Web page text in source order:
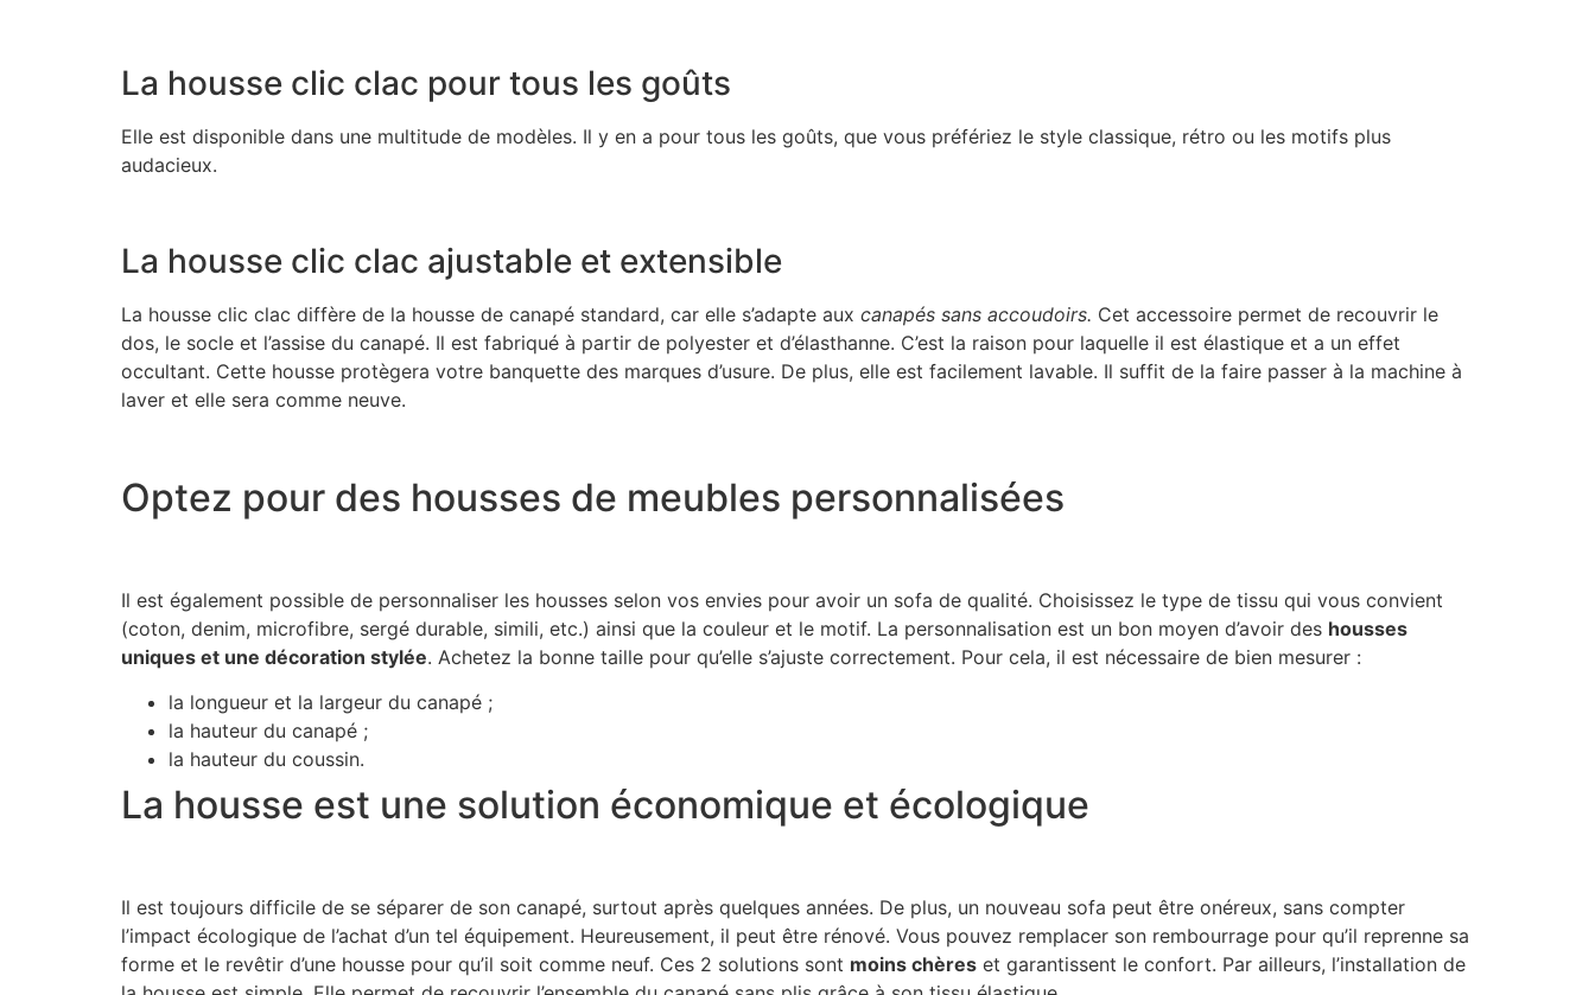
La housse clic clac pour tous les goûts
Elle est disponible dans une multitude de modèles. Il y en a pour tous les goûts, que vous préfériez le style classique, rétro ou les motifs plus
audacieux.
La housse clic clac ajustable et extensible
La housse clic clac diffère de la housse de canapé standard, car elle s’adapte aux canapés sans accoudoirs. Cet accessoire permet de recouvrir le
dos, le socle et l’assise du canapé. Il est fabriqué à partir de polyester et d’élasthanne. C’est la raison pour laquelle il est élastique et a un effet
occultant. Cette housse protègera votre banquette des marques d’usure. De plus, elle est facilement lavable. Il suffit de la faire passer à la machine à
laver et elle sera comme neuve.
Optez pour des housses de meubles personnalisées
Il est également possible de personnaliser les housses selon vos envies pour avoir un sofa de qualité. Choisissez le type de tissu qui vous convient
(coton, denim, microfibre, sergé durable, simili, etc.) ainsi que la couleur et le motif. La personnalisation est un bon moyen d’avoir des housses
uniques et une décoration stylée. Achetez la bonne taille pour qu’elle s’ajuste correctement. Pour cela, il est nécessaire de bien mesurer :
la longueur et la largeur du canapé ;
la hauteur du canapé ;
la hauteur du coussin.
La housse est une solution économique et écologique
Il est toujours difficile de se séparer de son canapé, surtout après quelques années. De plus, un nouveau sofa peut être onéreux, sans compter
l’impact écologique de l’achat d’un tel équipement. Heureusement, il peut être rénové. Vous pouvez remplacer son rembourrage pour qu’il reprenne sa
forme et le revêtir d’une housse pour qu’il soit comme neuf. Ces 2 solutions sont moins chères et garantissent le confort. Par ailleurs, l’installation de